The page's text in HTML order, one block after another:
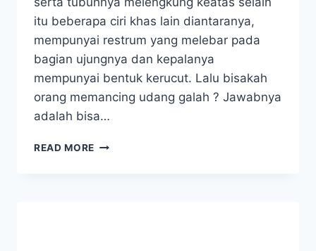
itu beberapa ciri khas lain diantaranya,
mempunyai restrum yang melebar pada
bagian ujungnya dan kepalanya
mempunyai bentuk kerucut. Lalu bisakah
orang memancing udang galah ? Jawabnya
adalah bisa…
READ MORE TIPS